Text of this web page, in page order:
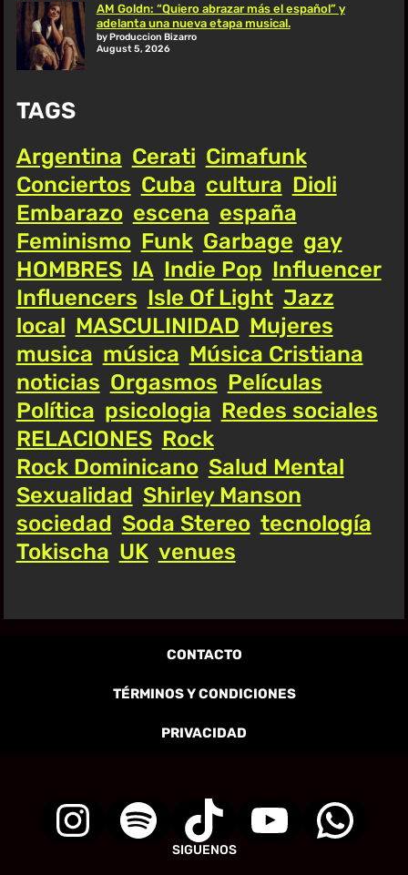
AM Goldn: “Quiero abrazar más el español” y
adelanta una nueva etapa musical.
by Produccion Bizarro
August 5, 2026
TAGS
Argentina Cerati Cimafunk
Conciertos Cuba cultura Dioli
Embarazo escena españa
Feminismo Funk Garbage gay
HOMBRES IA Indie Pop Influencer
Influencers Isle Of Light Jazz
local MASCULINIDAD Mujeres
musica música Música Cristiana
noticias Orgasmos Películas
Política psicologia Redes sociales
RELACIONES Rock
Rock Dominicano Salud Mental
Sexualidad Shirley Manson
sociedad Soda Stereo tecnología
Tokischa UK venues
CONTACTO
TÉRMINOS Y CONDICIONES
PRIVACIDAD
SIGUENOS